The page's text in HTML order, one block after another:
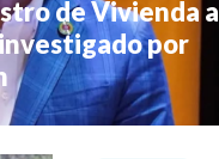
de Vivienda a
por